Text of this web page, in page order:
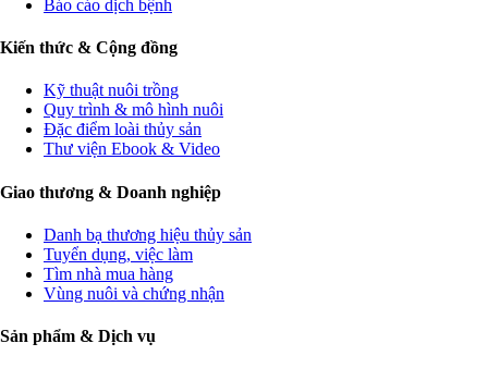
Báo cáo dịch bệnh
Kiến thức & Cộng đồng
Kỹ thuật nuôi trồng
Quy trình & mô hình nuôi
Đặc điểm loài thủy sản
Thư viện Ebook & Video
Giao thương & Doanh nghiệp
Danh bạ thương hiệu thủy sản
Tuyển dụng, việc làm
Tìm nhà mua hàng
Vùng nuôi và chứng nhận
Sản phẩm & Dịch vụ